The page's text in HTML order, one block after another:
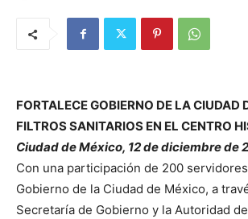
FORTALECE GOBIERNO DE LA CIUDAD
FILTROS SANITARIOS EN EL CENTRO
Ciudad de México, 12 de diciembre de
Con una participación de 200
Gobierno de la Ciudad de México, a
Secretaría de Gobierno y la Autoridad